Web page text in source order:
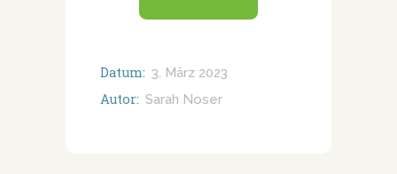
Datum: 3. März 2023
Autor: Sarah Noser